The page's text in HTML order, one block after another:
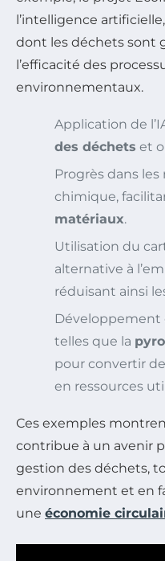
l’intelligence
dont les déchets sont
l’efficacité des
environnementaux.
Application de
des déchets et
Progrès dans
chimique,
matériaux.
Utilisation du
alternative à
réduisant ainsi
Développement
telles que la
pour convertir
en ressources
Ces exemples
contribue à un avenir
gestion des déchets,
environnement et en
une économie